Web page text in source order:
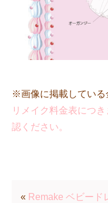
※画像に掲載している
リメイク料金表につ
認ください。
« Remake ベビード